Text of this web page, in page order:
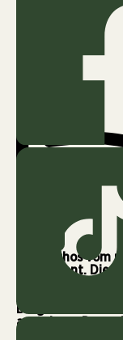
Der Mythos vom
ausgedient. Die
auch bei uns
Thema wird. Vor
Burgenland kann
ansteigen. Das